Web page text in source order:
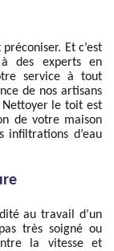
Et c’est
des experts en
service à tout
de nos artisans
Nettoyer le toit est
de votre maison
infiltrations d’eau
au travail d’un
très soigné ou
la vitesse et